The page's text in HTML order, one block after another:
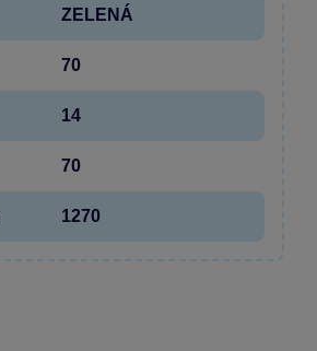
ZELENÁ
70
14
70
1270